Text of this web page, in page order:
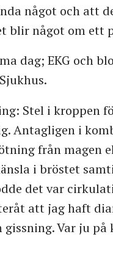
något och att
blir något om ett
dag; EKG och
Stel i kroppen
Antagligen i
från magen
i bröstet
det var
att jag haft
gissning. Var ju på